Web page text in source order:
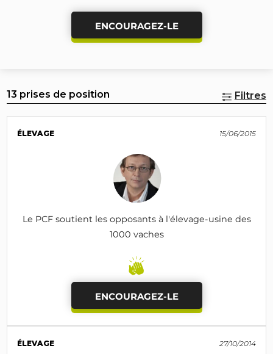
ENCOURAGEZ-LE
13 prises de position Filtres
ÉLEVAGE 15/06/2015
Le PCF soutient les opposants à l'élevage-usine des
1000 vaches
ENCOURAGEZ-LE
ÉLEVAGE 27/10/2014